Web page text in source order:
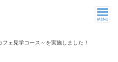
ェ見学コース～を実施しました！